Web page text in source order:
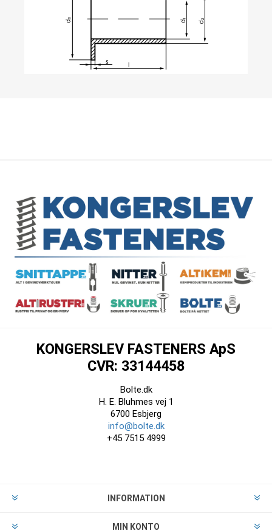
KONGERSLEV FASTENERS ApS
CVR: 33144458
Bolte.dk
H. E. Bluhmes vej 1
6700 Esbjerg
info@bolte.dk
+45 7515 4999
INFORMATION
MIN KONTO